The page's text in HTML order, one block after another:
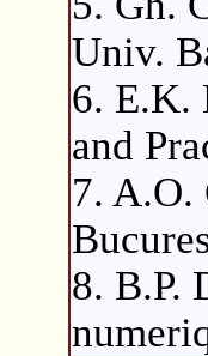
Univ.
6. E.K.
and
7. A.O.
8. B.P.